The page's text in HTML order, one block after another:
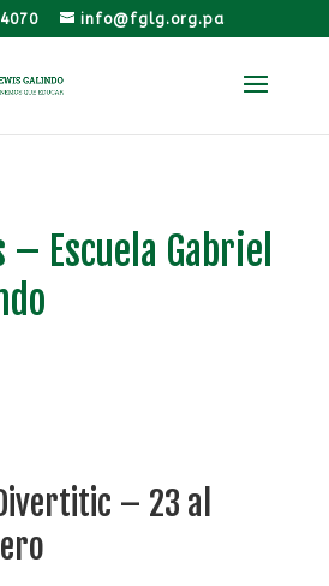
info@fglg.org.pa
– Escuela Gabriel
– 23 al